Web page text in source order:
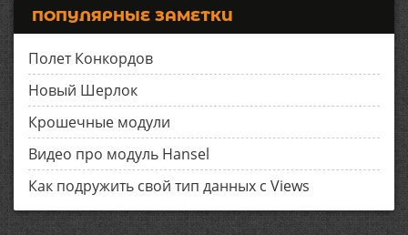
ПОПУЛЯРНЫЕ ЗАМЕТКИ
Полет Конкордов
Новый Шерлок
Крошечные модули
Видео про модуль Hansel
Как подружить свой тип данных с Views